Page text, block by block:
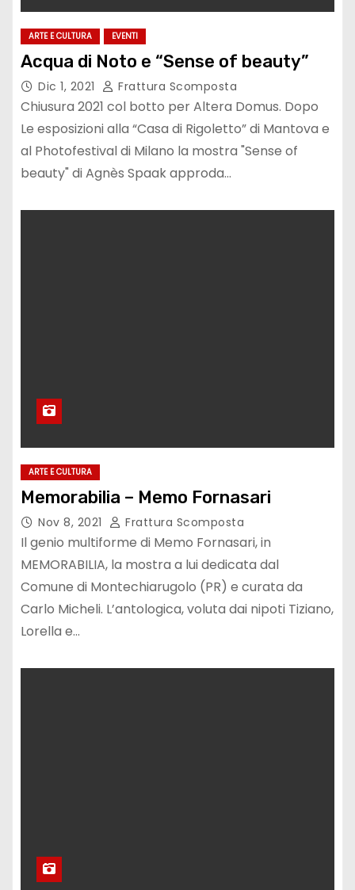
ARTE E CULTURA EVENTI
Acqua di Noto e “Sense of beauty”
Dic 1, 2021 Frattura Scomposta
Chiusura 2021 col botto per Altera Domus. Dopo
Le esposizioni alla “Casa di Rigoletto” di Mantova e
al Photofestival di Milano la mostra "Sense of
beauty" di Agnès Spaak approda…
ARTE E CULTURA
Memorabilia – Memo Fornasari
Nov 8, 2021 Frattura Scomposta
Il genio multiforme di Memo Fornasari, in
MEMORABILIA, la mostra a lui dedicata dal
Comune di Montechiarugolo (PR) e curata da
Carlo Micheli. L’antologica, voluta dai nipoti Tiziano,
Lorella e…